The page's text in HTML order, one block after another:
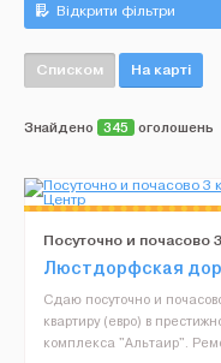
Відкрити фільтри
Списком На карті
Знайдено 345 оголошень
Посуточно и почасово
Сити-Центр
Люстдорфская
Сдаю посуточно и
квартиру (евро) в
комплекса "Альтаир".